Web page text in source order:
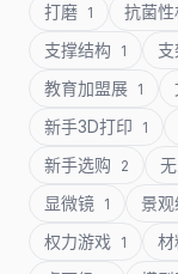
打磨 1 抗菌
支撑结构 1 支
教育加盟展 1
新手3D打印 1
新手选购 2
显微镜 1 景
权力游戏 1 材